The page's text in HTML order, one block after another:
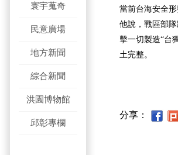
寰宇蒐奇
民意廣場
地方新聞
綜合新聞
洪園博物館
邱彰專欄
當前台海安全
他說，戰區部
擊一切製造“台
土完整。
分享：